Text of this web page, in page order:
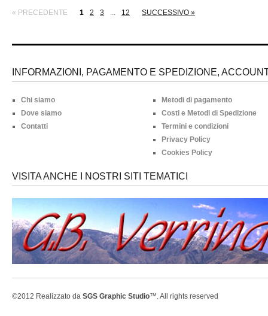
« PRECEDENTE 1 2 3 ... 12 SUCCESSIVO »
INFORMAZIONI, PAGAMENTO E SPEDIZIONE,
Chi siamo
Dove siamo
Contatti
Metodi di pagamento
Costi e Metodi di Spedizione
Termini e condizioni
Privacy Policy
Cookies Policy
VISITA ANCHE I NOSTRI SITI TEMATICI
©2012 Realizzato da SGS Graphic Studio™. All rights reserved